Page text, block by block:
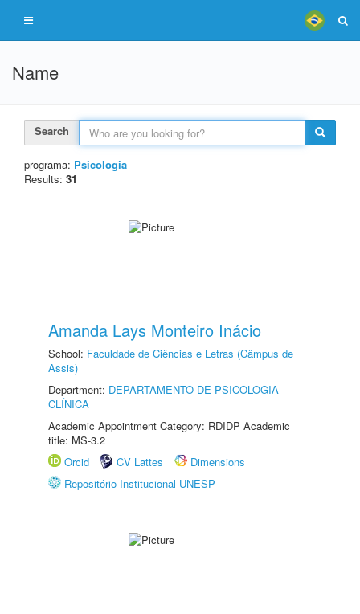
Name
Search
programa: Psicologia
Results: 31
Amanda Lays Monteiro Inácio
School: Faculdade de Ciências e Letras (Câmpus de
Assis)
Department: DEPARTAMENTO DE PSICOLOGIA
CLÍNICA
Academic Appointment Category: RDIDP Academic
title: MS-3.2
Orcid
CV Lattes
Dimensions
Repositório Institucional UNESP